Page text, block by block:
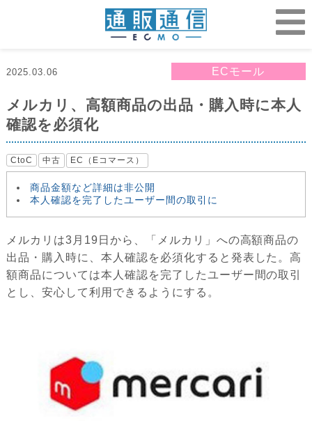
2025.03.06 ECモール
メルカリ、高額商品の出品・購入時に本人
確認を必須化
CtoC 中古 EC（Eコマース）
商品金額など詳細は非公開
本人確認を完了したユーザー間の取引に
メルカリは3月19日から、「メルカリ」への高額商品の
出品・購入時に、本人確認を必須化すると発表した。高
額商品については本人確認を完了したユーザー間の取引
とし、安心して利用できるようにする。